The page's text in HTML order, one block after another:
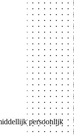
persoonlijk